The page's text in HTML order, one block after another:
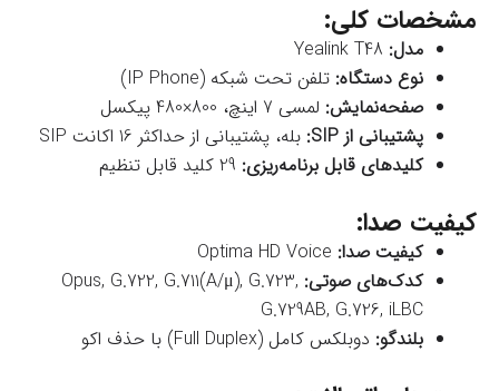
مشخصات کلی:
مدل:
نوع دستگاه: تلفن تحت شبکه (IP Phone)
صفحه‌نمایش: لمسی 7 اینچ، 800×480 پیکسل
پشتیبانی از SIP:
بله، پشتیبانی از حداکثر 16 اکانت SIP
کلیدهای قابل برنامه‌ریزی:
کیفیت صدا:
کیفیت صدا:
کدک‌های صوتی: Opus, G.722, G.711(A/μ), G.723,
G.729AB, G.726, iLBC
بلندگو: دوبلکس کامل (Full Duplex) با حذف اکو